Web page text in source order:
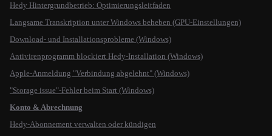
Hedy Hintergrundbetrieb: Optimierungsleitfaden
Langsame Transkription unter Windows beheben (GPU-Einstellungen)
Download- und Installationsprobleme (Windows)
Antivirenprogramm blockiert Hedy-Installation (Windows)
Apple-Anmeldung "Verbindung abgelehnt" (Windows)
"Storage issue"-Fehler beim Start (Windows)
Konto & Abrechnung
Hedy-Abonnement verwalten oder kündigen